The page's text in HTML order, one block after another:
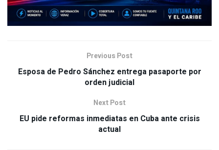
Previous Post
Esposa de Pedro Sánchez entrega pasaporte por
orden judicial
Next Post
EU pide reformas inmediatas en Cuba ante crisis
actual